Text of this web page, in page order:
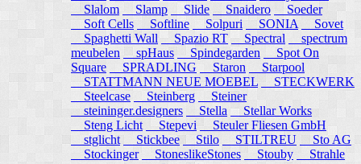
Slalom
Slamp Slide Snaidero
Soeder
Soft Cells
Softline Solpuri SONIA
Sovet
Spaghetti Wall
Spazio RT Spectral
spectrum
meubelen
spHaus Spindegarden
Spot On
Square
SPRADLING Staron
Starpool
STATTMANN NEUE MOEBEL
STECKWERK
Steelcase
Steinberg
Steiner
steininger.designers
Stella Stellar Works
Steng Licht
Stepevi
Steuler Fliesen GmbH
stglicht
Stickbee Stilo STILTREU
Sto AG
Stockinger
StoneslikeStones Stouby
Strahle